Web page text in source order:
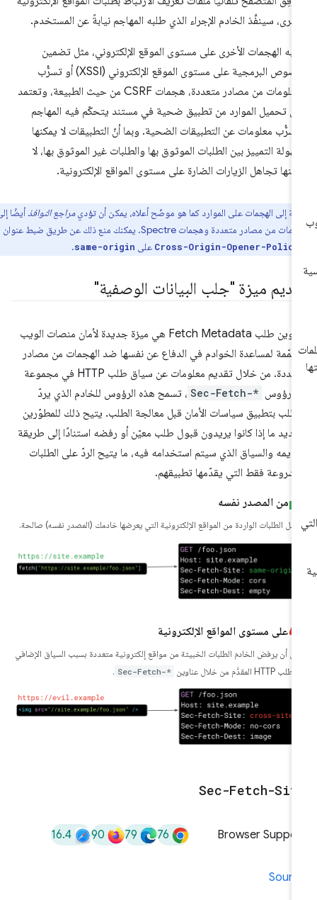
سينفِّذ الخادم الإجراء الذي طلبه المهاجم نيابةً عن المستخدم.
الهجمات الأخرى على مستوى الموقع الإلكتروني، مثل تضمين
النصوص البرمجية على مستوى الموقع الإلكتروني (XSSI) أو تسرُّب
المعلومات من مصادر متعددة، هجمات CSRF من حيث الطبيعة، وتعتمد
تحميل الموارد من تطبيق ضحية في مستند يتحكّم فيه المهاجم
معلومات عن التطبيقات الضحية. وبما أنّ التطبيقات لا يمكنها
التمييز بين الطلبات الموثوق بها والطلبات غير الموثوق بها، لا
تجاهل الزيارات الضارة على مستوى المواقع الإلكترونية.
إلى الهجمات على الموارد كما هو موضّح أعلاه، يمكن أن تؤديمراجع النوافذأيضًا إلى
تسرُّب معلومات من مصادر متعددة وهجمات Spectre. يمكنك منع ذلك عن طريق ضبط عنوان
Cross-Origin-Opener-Policyعلى same-origin
.
ميزة "جلب البيانات الوصفية"
عناوين طلب Fetch Metadata هي ميزة جديدة لأمان منصات الويب
لمساعدة الخوادم في الدفاع عن نفسها ضد الهجمات من مصادر
متعددة. من خلال تقديم معلومات عن سياق طلب HTTP في مجموعة
رؤوس Sec-Fetch-* ، تسمح هذه الرؤوس للخادم الذي يردّ
بتطبيق سياسات الأمان قبل معالجة الطلب. يتيح ذلك للمطوّرين
ما إذا كانوا يريدون قبول طلب معيّن أو رفضه استنادًا إلى طريقة
والسياق الذي سيتم استخدامه فيه، ما يتيح الردّ على الطلبات
فقط التي يقدّمها تطبيقهم.
من المصدر نفسه
الطلبات الواردة من المواقع الإلكترونية التي يعرضها خادمك (المصدر نفسه) صالحة.
على مستوى المواقع الإلكترونية
أن يرفض الخادم الطلبات الخبيثة من مواقع إلكترونية متعددة بسبب السياق الإضافي
Sec-Fetch-*
.
Sec-Fetch-
Browser
76
79
90
16.4